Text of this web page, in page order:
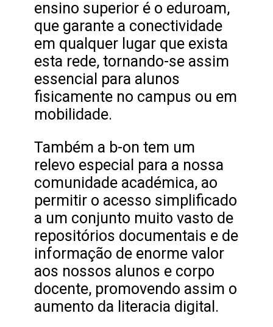
ensino superior é o eduroam,
que garante a conectividade
em qualquer lugar que exista
esta rede, tornando-se assim
essencial para alunos
fisicamente no campus ou em
mobilidade.
Também a b-on tem um
relevo especial para a nossa
comunidade académica, ao
permitir o acesso simplificado
a um conjunto muito vasto de
repositórios documentais e de
informação de enorme valor
aos nossos alunos e corpo
docente, promovendo assim o
aumento da literacia digital.